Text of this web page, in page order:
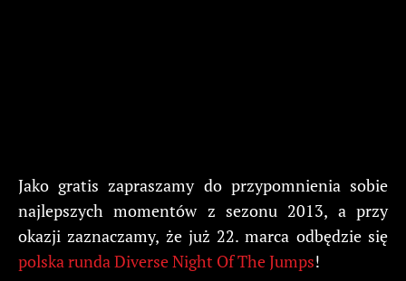
Jako gratis zapraszamy do przypomnienia sobie
najlepszych momentów z sezonu 2013, a przy
okazji zaznaczamy, że już 22. marca odbędzie się
polska runda Diverse Night Of The Jumps!